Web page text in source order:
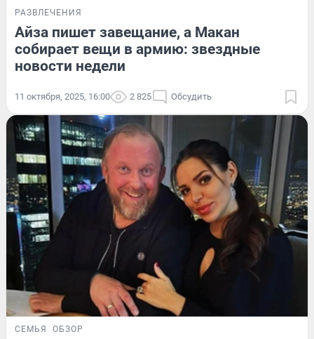
РАЗВЛЕЧЕНИЯ
Айза пишет завещание, а Макан
собирает вещи в армию: звездные
новости недели
11 октября, 2025, 16:00 2 825 Обсудить
СЕМЬЯ ОБЗОР